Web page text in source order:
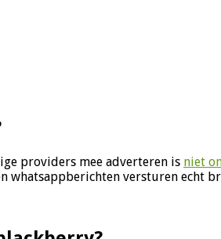
providers mee adverteren is niet
whatsappberichten versturen echt